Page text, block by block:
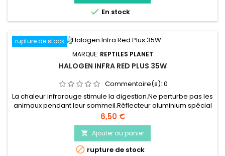
 En stock
rupture de stock
MARQUE: REPTILES PLANET
HALOGEN INFRA RED PLUS 35W
Commentaire(s): 0
La chaleur infrarouge stimule la digestion.Ne perturbe pas les
animaux pendant leur sommeil.Réflecteur aluminium spécial
qui concentre la chaleur et la lumière.Parfait pour la création
de points chauds.Peut- être régulé avec un thermostat
adapté.Avantages par rapport aux ampoules
incandescentes : Plus de chaleur et de lumière Faible
consommation...
Prix
6,50 €
 Ajouter au panier
 rupture de stock